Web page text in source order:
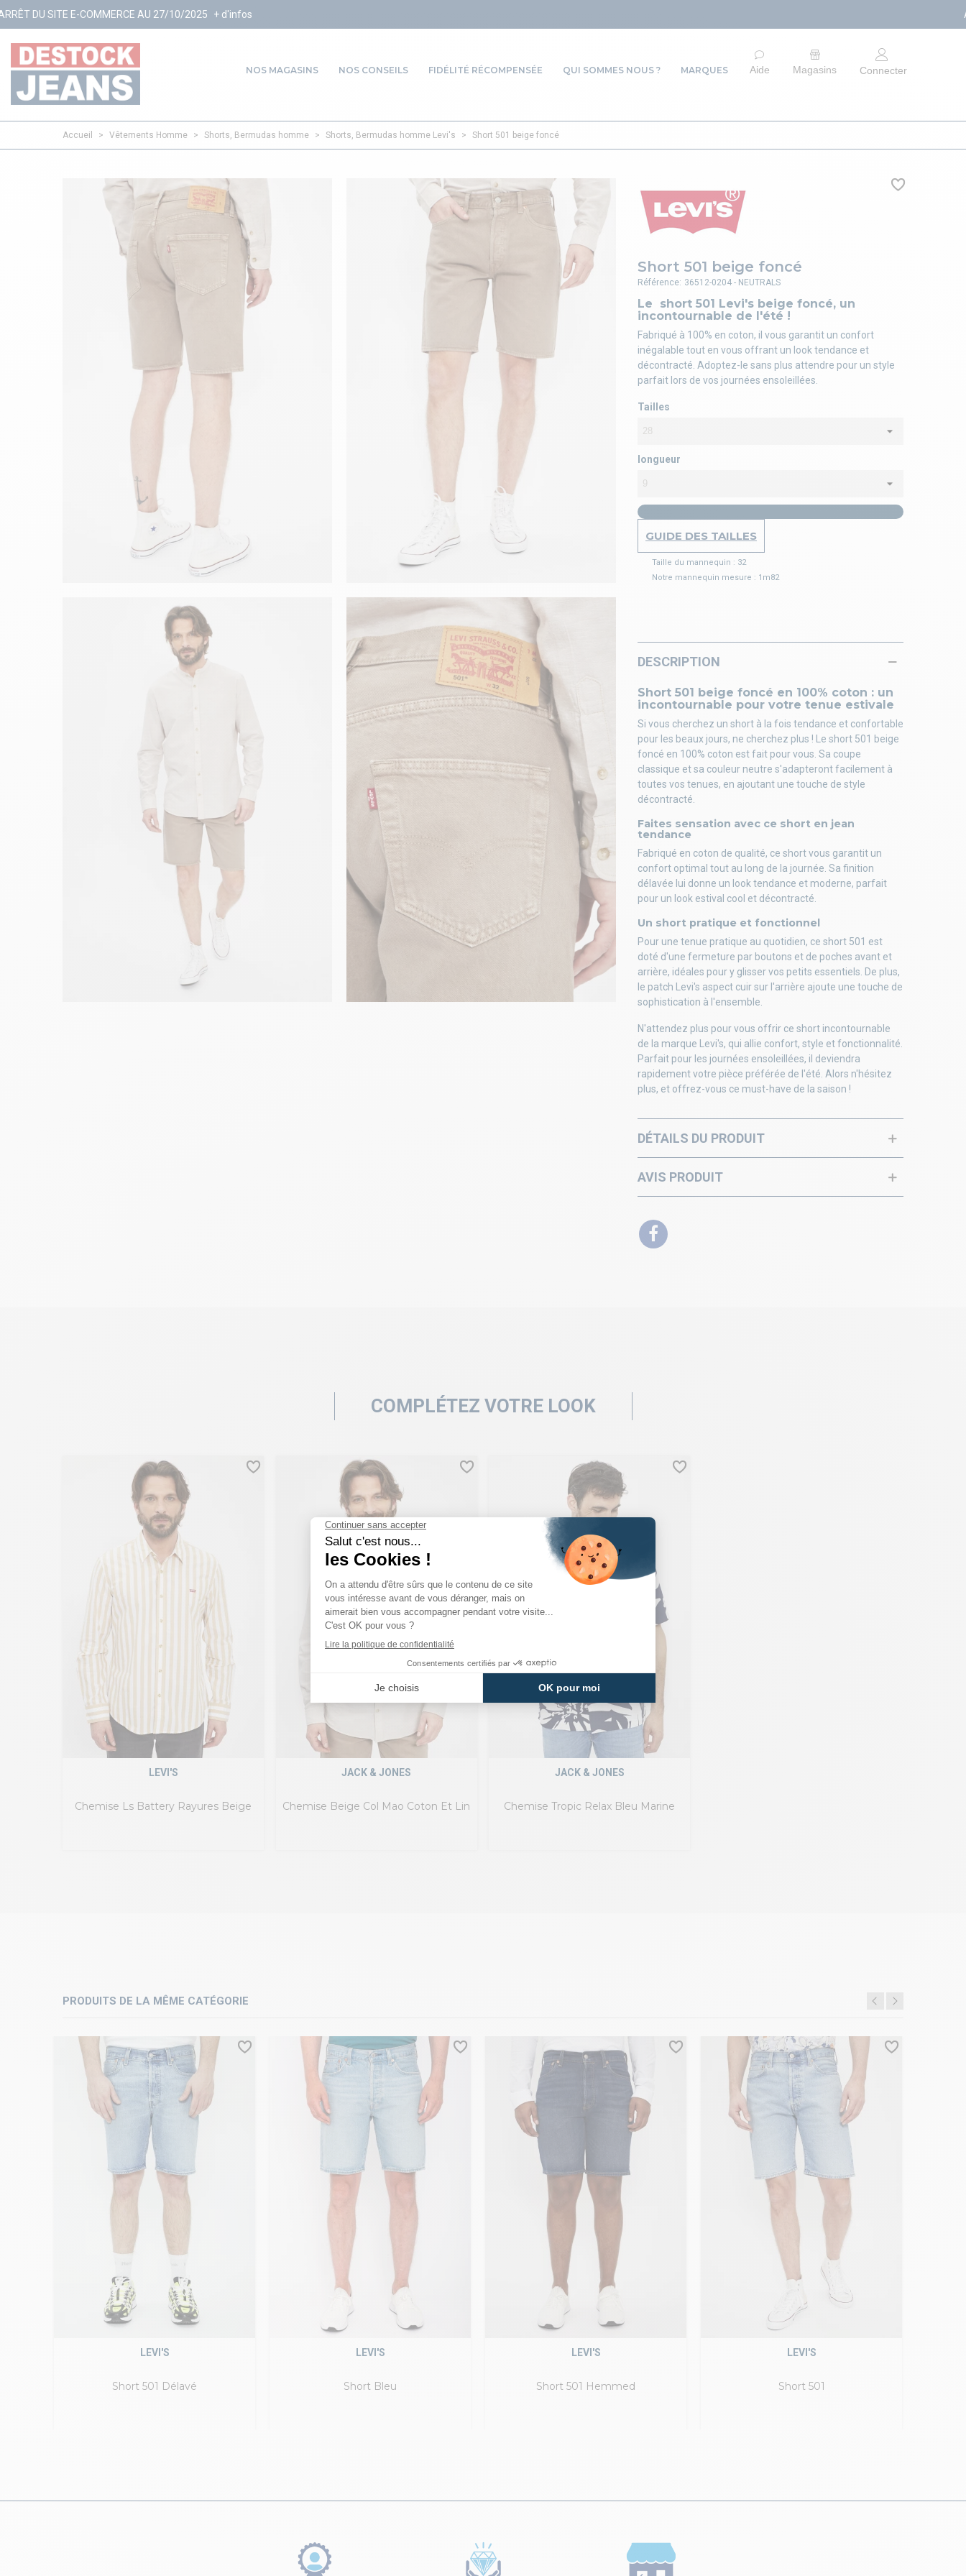
AU 27/10/2025 + d'infos ARRÊT DU SITE
NOS MAGASINS NOS CONSEILS FIDÉLITÉ RÉCOMPENSÉE QUI SOMMES NOUS ? MARQUES Aide Magasins Connecter
Accueil > Vêtements Homme > Shorts, Bermudas homme > Shorts, Bermudas homme Levi's > Short 501 beige foncé
Short 501 beige foncé
Le short 501 Levi's beige foncé, un
incontournable de l'été !
Fabriqué à 100% en coton, il vous garantit un confort
inégalable tout en vous offrant un look tendance et
décontracté. Adoptez-le sans plus attendre pour un style
parfait lors de vos journées ensoleillées.
Tailles
longueur
GUIDE DES TAILLES
Taille du mannequin : 32
Notre mannequin mesure : 1m82
Référence: 36512-0204 - NEUTRALS
DESCRIPTION
Short 501 beige foncé en 100% coton : un
incontournable pour votre tenue estivale
Si vous cherchez un short à la fois tendance et confortable
pour les beaux jours, ne cherchez plus ! Le short 501 beige
foncé en 100% coton est fait pour vous. Sa coupe
classique et sa couleur neutre s'adapteront facilement à
toutes vos tenues, en ajoutant une touche de style
décontracté.
Faites sensation avec ce short en jean
tendance
Fabriqué en coton de qualité, ce short vous garantit un
confort optimal tout au long de la journée. Sa finition
délavée lui donne un look tendance et moderne, parfait
pour un look estival cool et décontracté.
Un short pratique et fonctionnel
Pour une tenue pratique au quotidien, ce short 501 est
doté d'une fermeture par boutons et de poches avant et
arrière, idéales pour y glisser vos petits essentiels. De plus,
le patch Levi's aspect cuir sur l'arrière ajoute une touche de
sophistication à l'ensemble.
N'attendez plus pour vous offrir ce short incontournable
de la marque Levi's, qui allie confort, style et fonctionnalité.
Parfait pour les journées ensoleillées, il deviendra
rapidement votre pièce préférée de l'été. Alors n'hésitez
plus, et offrez-vous ce must-have de la saison !
DÉTAILS DU PRODUIT
AVIS PRODUIT
COMPLÉTEZ VOTRE LOOK
Chemise Ls Battery Rayures Beige
LEVI'S
Chemise Beige Col Mao Coton Et Lin
JACK & JONES
Chemise Tropic Relax Bleu Marine
JACK & JONES
PRODUITS DE LA MÊME CATÉGORIE
Short 501 Délavé
LEVI'S
Short Bleu
LEVI'S
Short 501 Hemmed
LEVI'S
Short 501
LEVI'S